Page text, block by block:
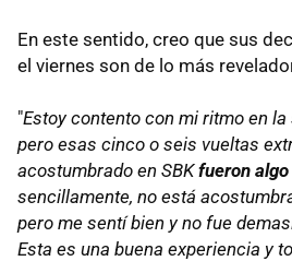
En este sentido, creo que sus
el viernes son de lo más
"Estoy contento con mi ritmo en
pero esas cinco o seis vueltas
acostumbrado en SBKfueron
sencillamente, no está
pero me sentí bien y no fue
Esta es una buena experiencia y